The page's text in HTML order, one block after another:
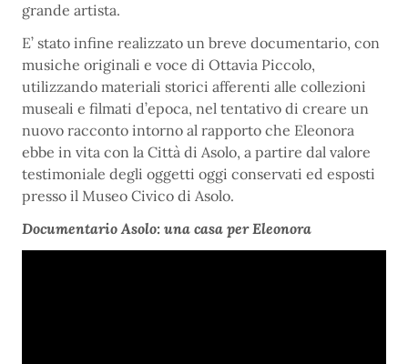
grande artista.
E’ stato infine realizzato un breve documentario, con
musiche originali e voce di Ottavia Piccolo,
utilizzando materiali storici afferenti alle collezioni
museali e filmati d’epoca, nel tentativo di creare un
nuovo racconto intorno al rapporto che Eleonora
ebbe in vita con la Città di Asolo, a partire dal valore
testimoniale degli oggetti oggi conservati ed esposti
presso il Museo Civico di Asolo.
Documentario Asolo: una casa per Eleonora